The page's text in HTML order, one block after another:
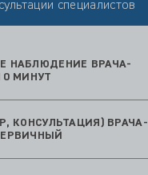
специалистов
НАБЛЮДЕНИЕ ВРАЧА-
МИНУТ
КОНСУЛЬТАЦИЯ) ВРАЧА-